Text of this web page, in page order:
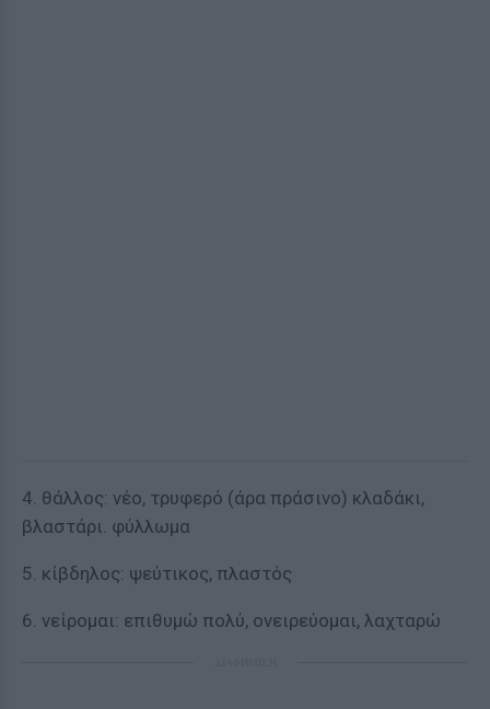
4. θάλλος: νέο, τρυφερό (άρα πράσινο) κλαδάκι,
βλαστάρι. φύλλωμα
5. κίβδηλος: ψεύτικος, πλαστός
6. νείρομαι: επιθυμώ πολύ, ονειρεύομαι, λαχταρώ